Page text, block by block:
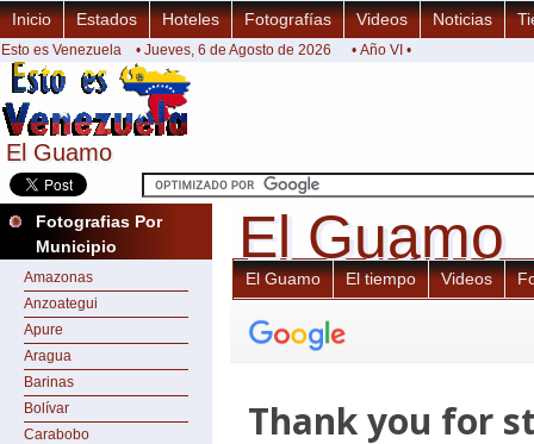
El Guamo
El Guamo
Inicio Estados Hoteles Fotografías Videos Noticias
Esto es Venezuela • Jueves, 6 de Agosto de 2026 • Año VI •
Fotografias Por
Municipio
Amazonas
Anzoategui
Apure
Aragua
Barinas
Bolívar
Carabobo
El Guamo
El Guamo
El Guamo El tiempo Videos